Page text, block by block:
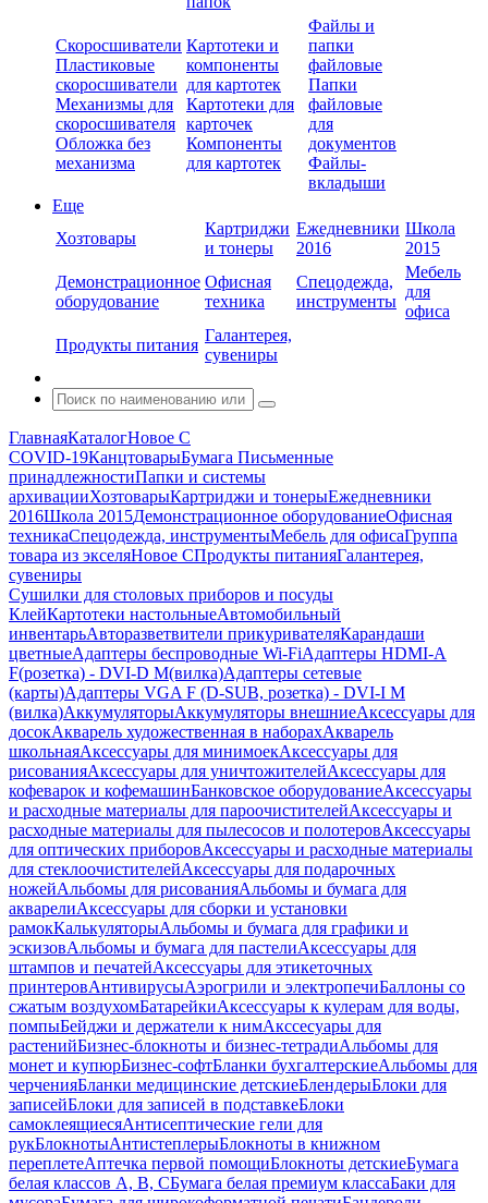
Скоросшиватели
Пластиковые
скоросшиватели
Механизмы для
скоросшивателя
Обложка без
механизма
Картотеки и
компоненты
для картотек
Картотеки для
карточек
Компоненты
для картотек
Файлы и
папки
файловые
Папки
файловые
для
документов
Файлы-
вкладыши
Еще
Хозтовары
Картриджи
и тонеры
Ежедневники
2016
Школа
2015
Демонстрационное
оборудование
Офисная
техника
Спецодежда,
инструменты
Мебель
для
офиса
Продукты питания
Галантерея,
сувениры
ГлавнаяКаталогНовое С
COVID-19КанцтоварыБумага Письменные
принадлежностиПапки и системы
архивацииХозтоварыКартриджи и тонерыЕжедневники
2016Школа 2015Демонстрационное оборудованиеОфисная
техникаСпецодежда, инструментыМебель для офисаГруппа
товара из экселяНовое СПродукты питанияГалантерея,
сувениры
Сушилки для столовых приборов и посуды
КлейКартотеки настольныеАвтомобильный
инвентарьАвторазветвители прикуривателяКарандаши
цветныеАдаптеры беспроводные Wi-FiАдаптеры HDMI-A
F(розетка) - DVI-D M(вилка)Адаптеры сетевые
(карты)Адаптеры VGA F (D-SUB, розетка) - DVI-I M
(вилка)АккумуляторыАккумуляторы внешниеАксессуары для
досокАкварель художественная в наборахАкварель
школьнаяАксессуары для минимоекАксессуары для
рисованияАксессуары для уничтожителейАксессуары для
кофеварок и кофемашинБанковское оборудованиеАксессуары
и расходные материалы для пароочистителейАксессуары и
расходные материалы для пылесосов и полотеровАксессуары
для оптических приборовАксессуары и расходные материалы
для стеклоочистителейАксессуары для подарочных
ножейАльбомы для рисованияАльбомы и бумага для
акварелиАксессуары для сборки и установки
рамокКалькуляторыАльбомы и бумага для графики и
эскизовАльбомы и бумага для пастелиАксессуары для
штампов и печатейАксессуары для этикеточных
принтеровАнтивирусыАэрогрили и электропечиБаллоны со
сжатым воздухомБатарейкиАксессуары к кулерам для воды,
помпыБейджи и держатели к нимАкссесуары для
растенийБизнес-блокноты и бизнес-тетрадиАльбомы для
монет и купюрБизнес-софтБланки бухгалтерскиеАльбомы для
черченияБланки медицинские детскиеБлендерыБлоки для
записейБлоки для записей в подставкеБлоки
самоклеящиесяАнтисептические гели для
рукБлокнотыАнтистеплерыБлокноты в книжном
переплетеАптечка первой помощиБлокноты детскиеБумага
белая классов А, В, СБумага белая премиум классаБаки для